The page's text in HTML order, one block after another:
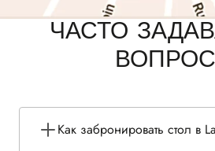
ЧАСТО
Как забронировать стол в